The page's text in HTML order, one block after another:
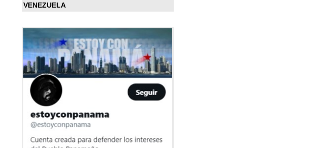
VENEZUELA